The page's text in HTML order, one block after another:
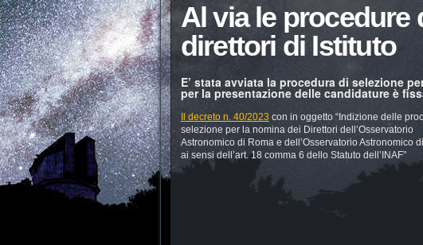
Al via le procedure
direttori di Istituto
E’ stata avviata la procedura di selezione
per la presentazione delle candidature è
Il decreto n. 40/2023 con in oggetto “Indizione delle
selezione per la nomina dei Direttori dell’Osservatorio
Astronomico di Roma e dell’Osservatorio Astronomico
ai sensi dell’art. 18 comma 6 dello Statuto dell’INAF”